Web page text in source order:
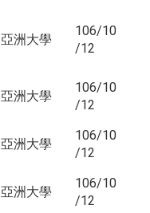
亞洲大學
106/10
/12
亞洲大學
106/10
/12
亞洲大學
106/10
/12
亞洲大學
106/10
/12